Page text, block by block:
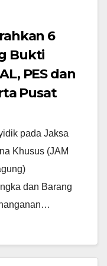
6
Bukti
PES dan
Pusat
pada Jaksa
Khusus (JAM
dan Barang